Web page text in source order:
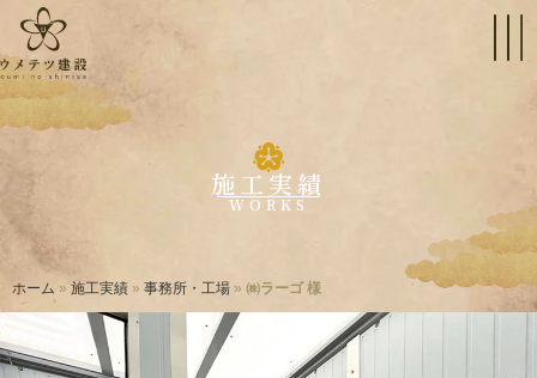
施工実績
WORKS
ホーム » 施工実績 » 事務所・工場 » ㈱ラーゴ 様